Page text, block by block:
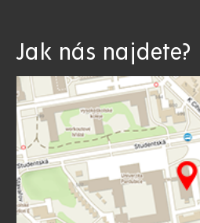
Jak nás najdete?